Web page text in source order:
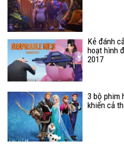
Kẻ đánh
hoạt hình
2017
3 bộ phim
khiến cả